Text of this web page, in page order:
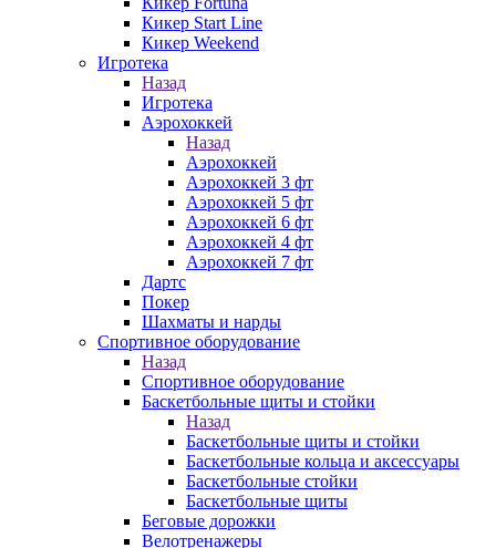
Кикер Start Line
Кикер Weekend
Игротека
Назад
Игротека
Аэрохоккей
Назад
Аэрохоккей
Аэрохоккей 3 фт
Аэрохоккей 5 фт
Аэрохоккей 6 фт
Аэрохоккей 4 фт
Аэрохоккей 7 фт
Дартс
Покер
Шахматы и нарды
Спортивное оборудование
Назад
Спортивное оборудование
Баскетбольные щиты и стойки
Назад
Баскетбольные щиты и стойки
Баскетбольные кольца и аксессуары
Баскетбольные стойки
Баскетбольные щиты
Беговые дорожки
Велотренажеры